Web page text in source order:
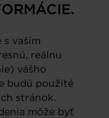
vaším
reálnu
vášho
budú použité
stránok.
môže byť